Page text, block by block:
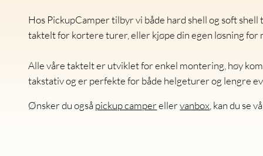
Hos PickupCamper tilbyr vi både hard shell og soft
taktelt for kortere turer, eller kjøpe din egen løsning for
Alle våre taktelt er utviklet for enkel montering, høy
takstativ og er perfekte for både helgeturer og lengre
Ønsker du ogsåpickup camperellervanbox , kan du se